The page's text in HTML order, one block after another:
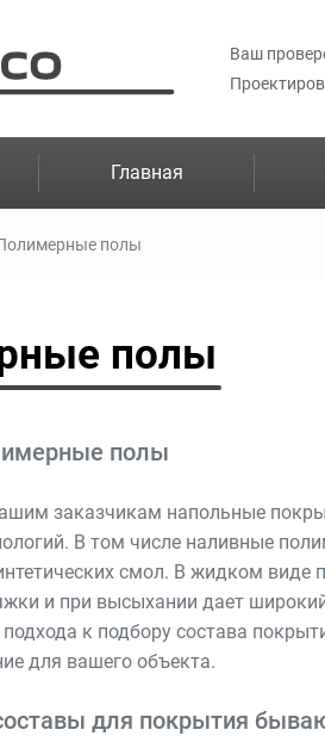
Ваш
Главная
полы
полы
полы
заказчикам напольные
В том числе наливные
смол. В жидком виде
и при высыхании дает
к подбору состава
для вашего объекта.
для покрытия